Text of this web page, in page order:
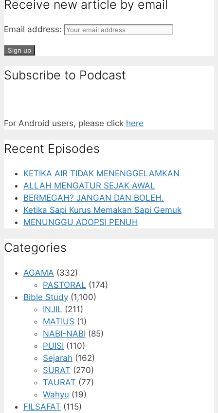
Receive new article by email
Email address:
Subscribe to Podcast
For Android users, please click here
Recent Episodes
KETIKA AIR TIDAK MENENGGELAMKAN
ALLAH MENGATUR SEJAK AWAL
BERMEGAH? JANGAN DAN BOLEH.
Ketika Sapi Kurus Memakan Sapi Gemuk
MENUNGGU ADOPSI PENUH
Categories
AGAMA (332)
PASTORAL (174)
Bible Study (1,100)
INJIL (211)
MATIUS (1)
NABI-NABI (85)
PUISI (110)
Sejarah (162)
SURAT (270)
TAURAT (77)
Wahyu (19)
FILSAFAT (115)